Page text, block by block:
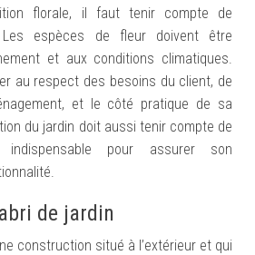
florale, il faut tenir compte de
Les espèces de fleur doivent être
et aux conditions climatiques.
au respect des besoins du client, de
et le côté pratique de sa
du jardin doit aussi tenir compte de
indispensable pour assurer son
de jardin
construction situé à l’extérieur et qui